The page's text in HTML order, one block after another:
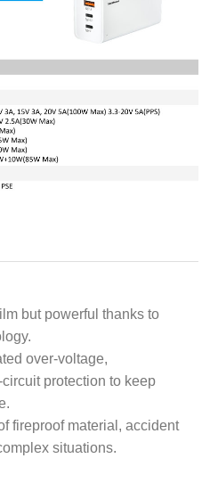
but powerful thanks to
over-voltage,
protection to keep
fireproof material, accident
situations.